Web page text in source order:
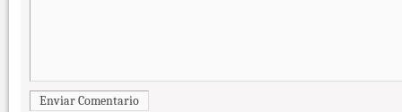
Enviar Comentario